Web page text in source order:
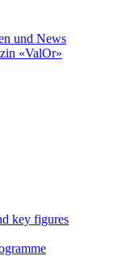
und News
«ValOr»
key figures